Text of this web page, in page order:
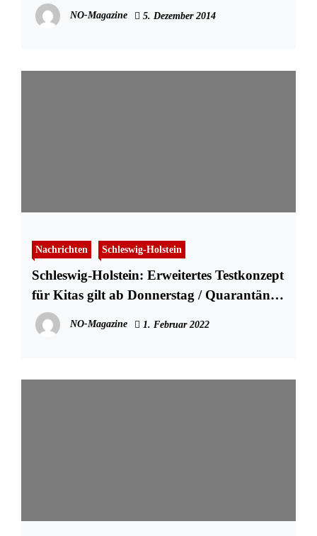
der Weltuntergang?
NO-Magazine 5. Dezember 2014
Nachrichten Schleswig-Holstein
Schleswig-Holstein: Erweitertes Testkonzept
für Kitas gilt ab Donnerstag / Quarantäne-
Regelungen angepasst
NO-Magazine 1. Februar 2022